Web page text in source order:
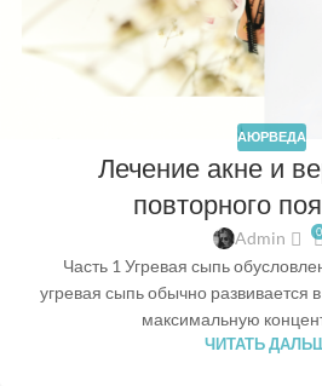
АЮРВЕДА
Лечение акне и
повторного
Admin 0
Часть 1 Угревая сыпь
угревая сыпь обычно развивается
максимальную
ЧИТАТЬ